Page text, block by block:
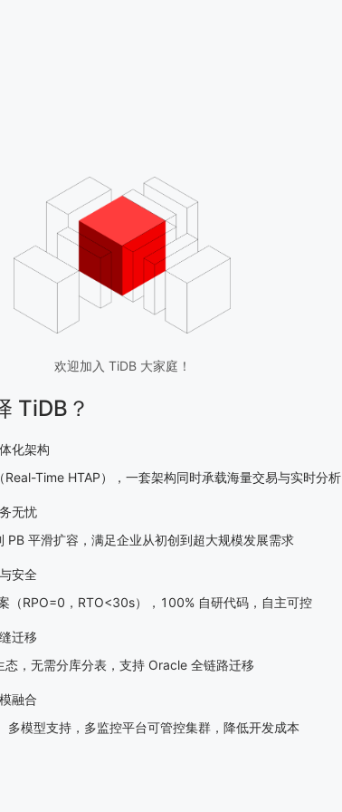
欢迎加入 TiDB 大家庭！
TiDB？
化架构
Real-Time HTAP），一套架构同时承载海量交易与实时分析
无忧
PB 平滑扩容，满足企业从初创到超大规模发展需求
安全
（RPO=0，RTO<30s），100% 自研代码，自主可控
迁移
态，无需分库分表，支持 Oracle 全链路迁移
融合
多模型支持，多监控平台可管控集群，降低开发成本